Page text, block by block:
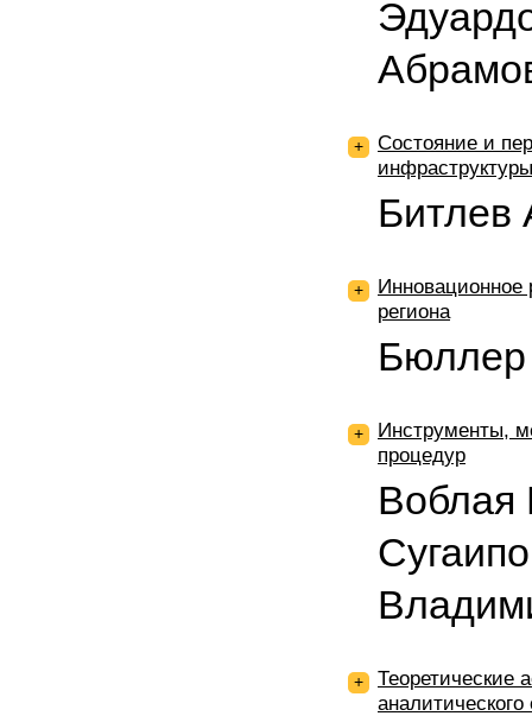
+
Состояние и
Битлев
+
Инновационное
региона
Бюллер
+
Инструменты,
процедур
Воблая
+
Теоретические